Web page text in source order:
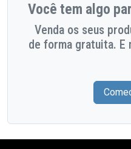
Você tem algo
Venda os seus
de forma gratuita. E